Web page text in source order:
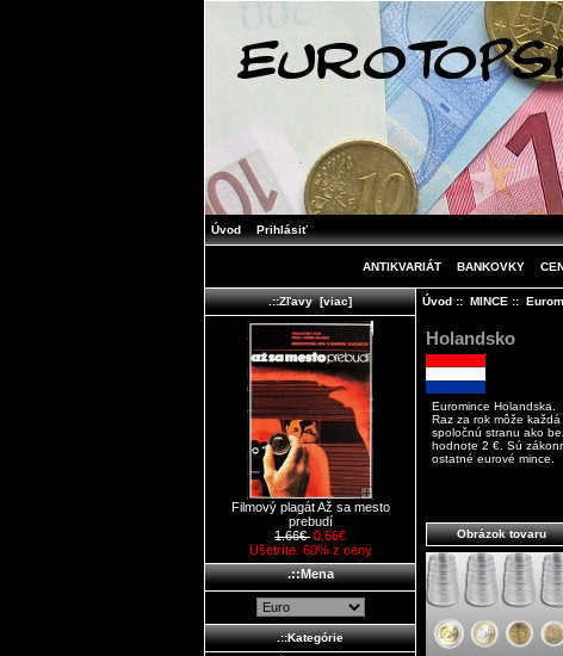
Úvod Prihlásiť
ANTIKVARIÁT BANKOVKY
.::Zľavy [viac]
Filmový plagát Až sa mesto
prebudí
1.66€ 0.66€
Ušetríte: 60% z ceny
.::Mena
.::Kategórie
Úvod:: MINCE ::
Holandsko
Euromince Holandska.
Raz za rok môže
spoločnú stranu ako
hodnote 2 €. Sú
ostatné eurové mince.
Obrázok tovaru